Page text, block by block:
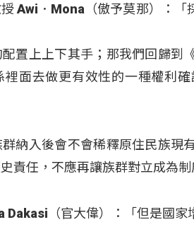
Awi．Mona（傲予莫那）：
置上上下其手；那我們回歸到
裡面去做更有效性的一種權利
納入後會不會稀釋原住民族現
責任，不應再讓族群對立成為制
Dakasi（官大偉）：「但是國